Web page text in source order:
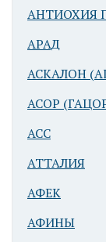
Галикарнас.
АНТИОХИЯ
АРАД
АСКАЛОН
АСОР
АСС
АТТАЛИЯ
АФЕК
АФИНЫ